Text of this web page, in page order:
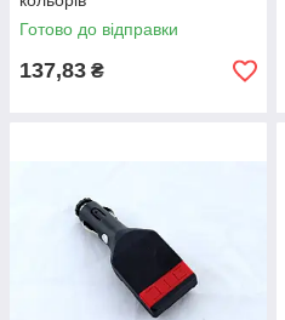
Готово до відправки
137,83 ₴